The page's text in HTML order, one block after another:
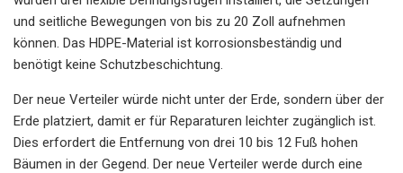
und seitliche Bewegungen von bis zu 20 Zoll aufnehmen
können. Das HDPE-Material ist korrosionsbeständig und
benötigt keine Schutzbeschichtung.
Der neue Verteiler würde nicht unter der Erde, sondern über der
Erde platziert, damit er für Reparaturen leichter zugänglich ist.
Dies erfordert die Entfernung von drei 10 bis 12 Fuß hohen
Bäumen in der Gegend. Der neue Verteiler werde durch eine